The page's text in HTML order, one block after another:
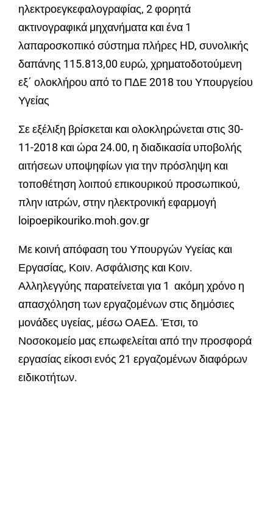
ηλεκτροεγκεφαλογραφίας, 2 φορητά
ακτινογραφικά μηχανήματα και ένα 1
λαπαροσκοπικό σύστημα πλήρες HD, συνολικής
δαπάνης 115.813,00 ευρώ, χρηματοδοτούμενη
εξ΄ ολοκλήρου από το ΠΔΕ 2018 του Υπουργείου
Υγείας
Σε εξέλιξη βρίσκεται και ολοκληρώνεται στις 30-
11-2018 και ώρα 24.00, η διαδικασία υποβολής
αιτήσεων υποψηφίων για την πρόσληψη και
τοποθέτηση λοιπού επικουρικού προσωπικού,
πλην ιατρών, στην ηλεκτρονική εφαρμογή
loipoepikouriko.moh.gov.gr
Με κοινή απόφαση του Υπουργών Υγείας και
Εργασίας, Κοιν. Ασφάλισης και Κοιν.
Αλληλεγγύης παρατείνεται για 1 ακόμη χρόνο η
απασχόληση των εργαζομένων στις δημόσιες
μονάδες υγείας, μέσω ΟΑΕΔ. Έτσι, το
Νοσοκομείο μας επωφελείται από την προσφορά
εργασίας είκοσι ενός 21 εργαζομένων διαφόρων
ειδικοτήτων.